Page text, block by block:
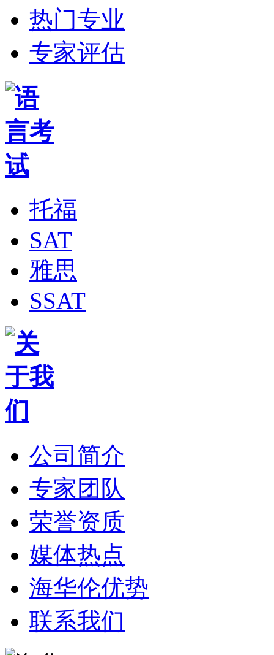
热门专业
专家评估
托福
SAT
雅思
SSAT
公司简介
专家团队
荣誉资质
媒体热点
海华伦优势
联系我们